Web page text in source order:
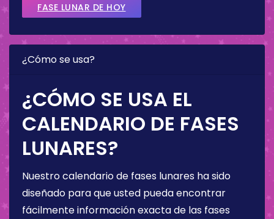
FASE LUNAR DE HOY
¿Cómo se usa?
¿CÓMO SE USA EL
CALENDARIO DE FASES
LUNARES?
Nuestro calendario de fases lunares ha sido
diseñado para que usted pueda encontrar
fácilmente información exacta de las fases